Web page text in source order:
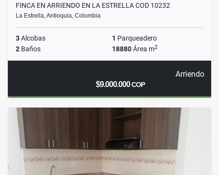
FINCA EN ARRIENDO EN LA ESTRELLA COD 10232
La Estrella, Antioquia, Colombia
3Alcobas 1 Parqueadero
2 Baños 18880Área m2
Arriendo
$9.000.000COP